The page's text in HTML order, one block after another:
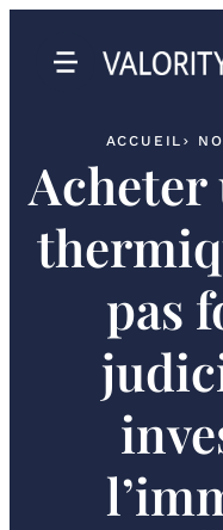
ACCUEIL
Acheter
pas